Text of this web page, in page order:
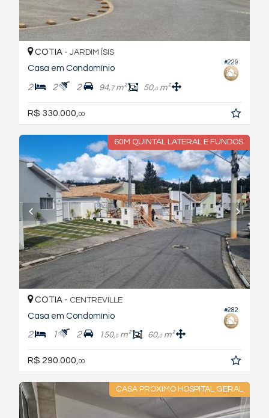
#229
COTIA - JARDIM ÍSIS
Casa em Condomínio
2 2 2 94,7m² 50,0m²
R$ 330.000, 00
60M QUINTAL LATERAL E FUNDOS
#282
COTIA - CENTREVILLE
Casa em Condomínio
2 1 2 150,0m² 60,0m²
R$ 290.000,00
CASA PROXIMO HOSPITAL GERAL